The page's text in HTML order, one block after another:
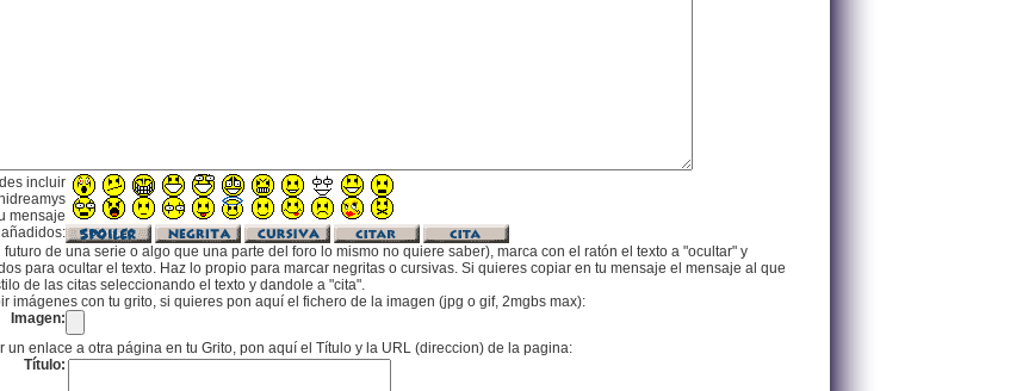
incluir
mensaje
añadidos:
de una serie o algo que una parte del foro lo mismo no quiere saber), marca con el ratón el texto a "ocultar" y
para ocultar el texto. Haz lo propio para marcar negritas o cursivas. Si quieres copiar en tu mensaje el mensaje al que
de las citas seleccionando el texto y dandole a "cita".
imágenes con tu grito, si quieres pon aquí el fichero de la imagen (jpg o gif, 2mgbs max):
Imagen:
un enlace a otra página en tu Grito, pon aquí el Título y la URL (direccion) de la pagina:
Título: